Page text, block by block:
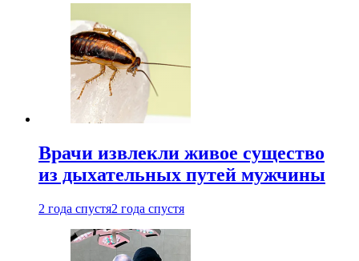
Врачи извлекли живое существо
из дыхательных путей мужчины
2 года спустя2 года спустя